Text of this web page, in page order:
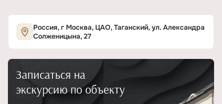
Россия, г Москва, ЦАО, Таганский, ул. Александра
Солженицына, 27
Записаться на
экскурсию по объекту